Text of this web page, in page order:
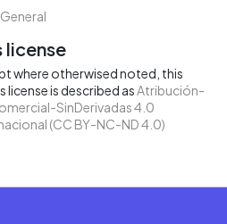
license
where otherwised noted, this
license is described asAtribución-
SinDerivadas 4.0
(CC BY-NC-ND 4.0)